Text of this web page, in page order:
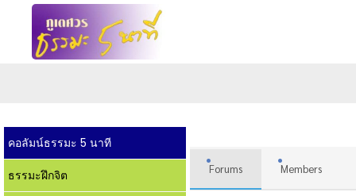
คอลัมน์ธรรมะ 5 นาที
ธรรมะฝึกจิต Forums Members